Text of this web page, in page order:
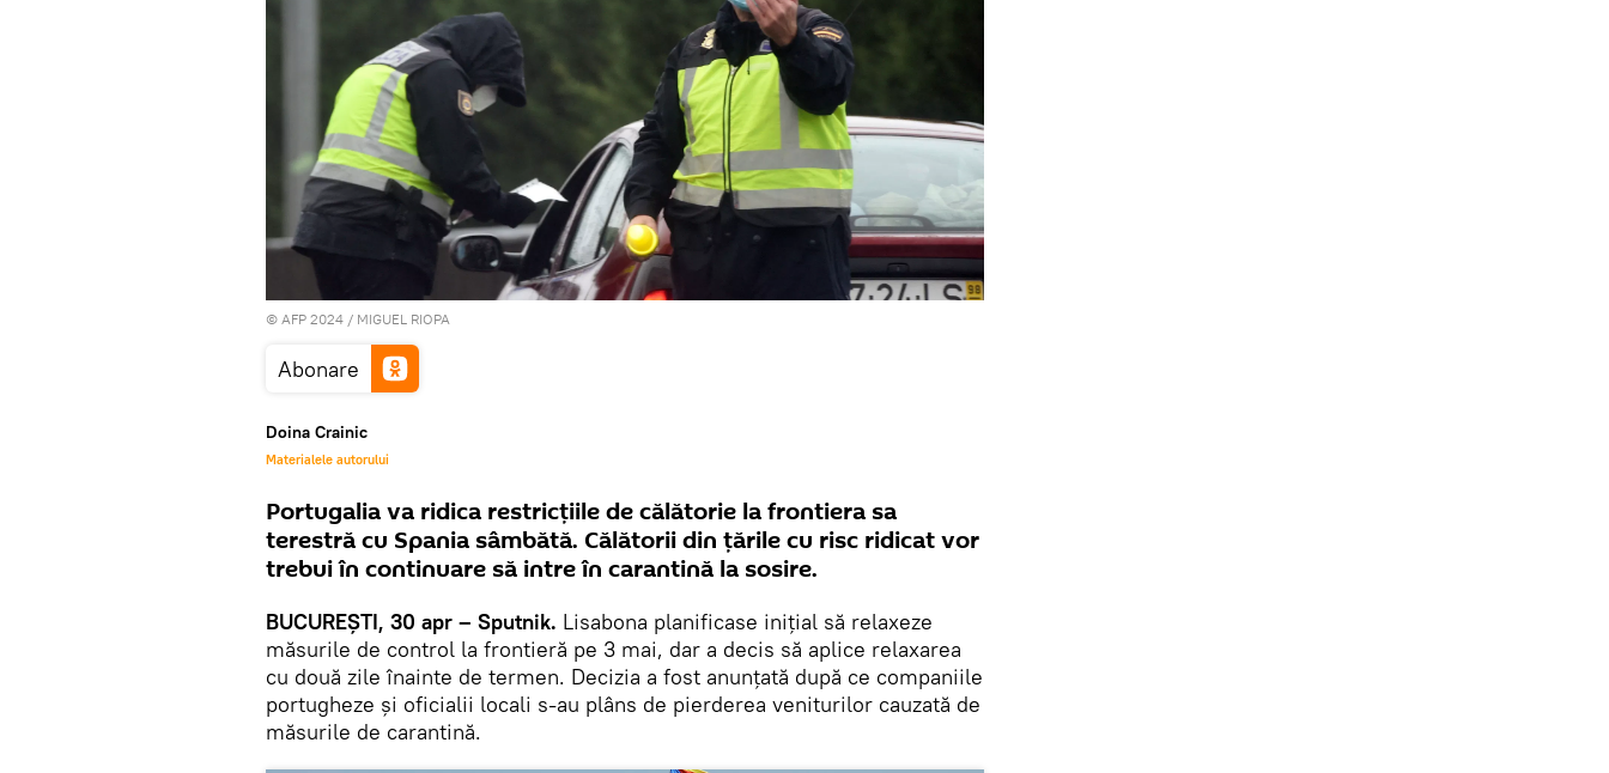
© AFP 2024 / MIGUEL RIOPA
Abonare
Doina Crainic
Materialele autorului
Portugalia va ridica restricțiile de călătorie la frontiera sa
terestră cu Spania sâmbătă. Călătorii din țările cu risc ridicat vor
trebui în continuare să intre în carantină la sosire.
BUCUREŞTI, 30 apr – Sputnik. Lisabona planificase inițial să relaxeze
măsurile de control la frontieră pe 3 mai, dar a decis să aplice relaxarea
cu două zile înainte de termen. Decizia a fost anunțată după ce companiile
portugheze și oficialii locali s-au plâns de pierderea veniturilor cauzată de
măsurile de carantină.